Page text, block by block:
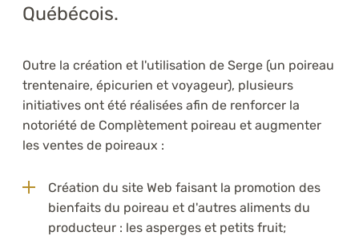
Québécois.
Outre la création et l'utilisation de Serge (un poireau
trentenaire, épicurien et voyageur), plusieurs
initiatives ont été réalisées afin de renforcer la
notoriété de Complètement poireau et augmenter
les ventes de poireaux :
Création du site Web faisant la promotion des
bienfaits du poireau et d'autres aliments du
producteur : les asperges et petits fruit;